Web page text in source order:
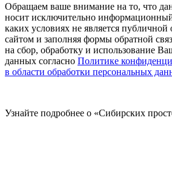
Обращаем ваше внимание на то, что
носит исключительно
каких условиях не является публичной
сайтом и заполняя формы обратной
на сбор, обработку и использование
данных согласно Политике
в области обработки персональных
Узнайте подробнее о «Сибирских